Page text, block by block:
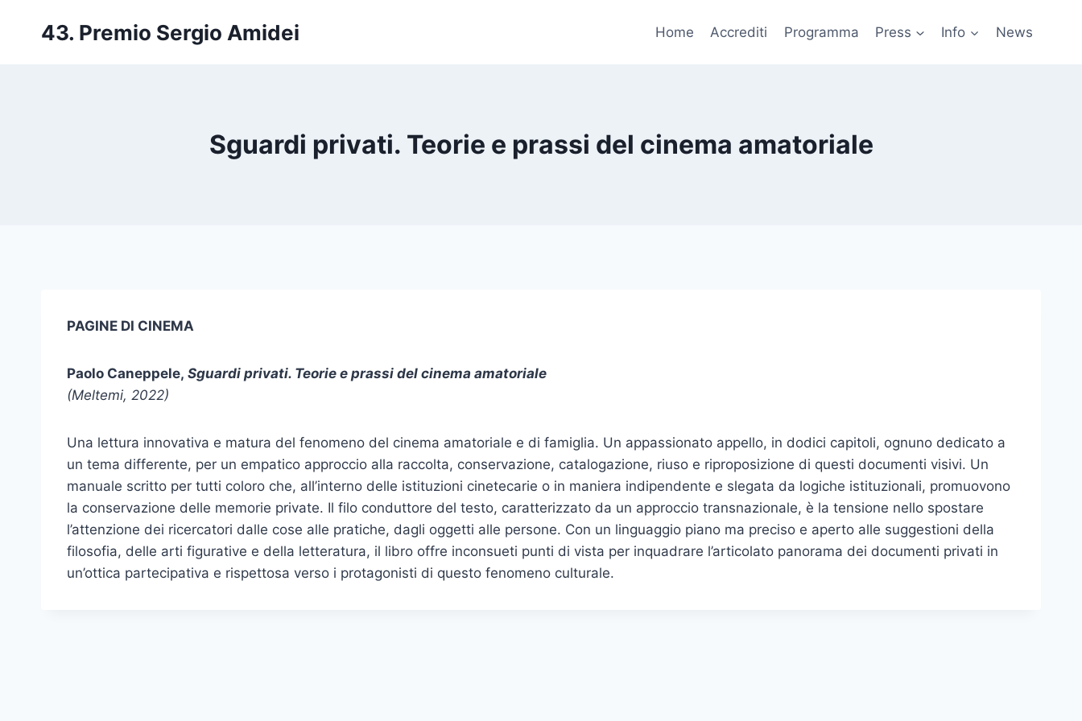
43. Premio Sergio Amidei Home Accrediti Programma Press Info News
Sguardi privati. Teorie e prassi del cinema amatoriale
PAGINE DI CINEMA
Paolo Caneppele, Sguardi privati. Teorie e prassi del cinema amatoriale
(Meltemi, 2022)
Una lettura innovativa e matura del fenomeno del cinema amatoriale e di famiglia. Un appassionato appello, in dodici capitoli, ognuno dedicato a
un tema differente, per un empatico approccio alla raccolta, conservazione, catalogazione, riuso e riproposizione di questi documenti visivi. Un
manuale scritto per tutti coloro che, all’interno delle istituzioni cinetecarie o in maniera indipendente e slegata da logiche istituzionali, promuovono
la conservazione delle memorie private. Il filo conduttore del testo, caratterizzato da un approccio transnazionale, è la tensione nello spostare
l’attenzione dei ricercatori dalle cose alle pratiche, dagli oggetti alle persone. Con un linguaggio piano ma preciso e aperto alle suggestioni della
filosofia, delle arti figurative e della letteratura, il libro offre inconsueti punti di vista per inquadrare l’articolato panorama dei documenti privati in
un’ottica partecipativa e rispettosa verso i protagonisti di questo fenomeno culturale.